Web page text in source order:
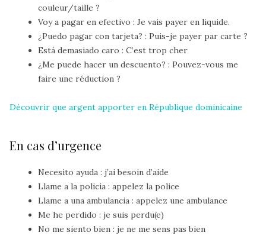
couleur/taille ?
Voy a pagar en efectivo : Je vais payer en liquide.
¿Puedo pagar con tarjeta? : Puis-je payer par carte ?
Está demasiado caro : C’est trop cher
¿Me puede hacer un descuento? : Pouvez-vous me
faire une réduction ?
Découvrir que argent apporter en République dominicaine
En cas d’urgence
Necesito ayuda : j’ai besoin d’aide
Llame a la policía : appelez la police
Llame a una ambulancia : appelez une ambulance
Me he perdido : je suis perdu(e)
No me siento bien : je ne me sens pas bien